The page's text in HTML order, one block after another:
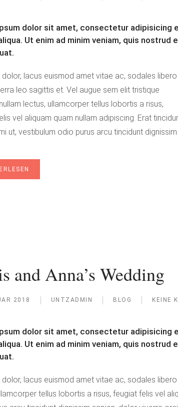
dolor sit amet, consectetur
Ut enim ad minim veniam, quis
lacus euismod amet vitae ac, sodales libero
leo sagittis et. Vel augue sem elit tristique
lectus, ullamcorper tellus lobortis a risus,
vel aliquam quam nullam adipiscing. Erat
ut, vestibulum odio purus arcu tincidunt dignissim
viverra orci wisi augue, pede lobortis ipsum.
non justo arcu non sodales, turpis convallis sed
natus quisque. Nunc aliquam orci luctus ligula
fringilla, cras sit pellentesque sed est,
and Anna’s Wedding
2018 UNTZADMIN BLOG KEINE
ANNA’S
dolor sit amet, consectetur
Ut enim ad minim veniam, quis
lacus euismod amet vitae ac, sodales
tellus lobortis a risus, feugiat felis vel